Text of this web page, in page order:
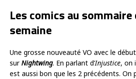
Les comics au
semaine
Une grosse nouveauté VO avec le début
surNightwing. En parlant d’Injustice, on
est aussi bon que les 2 précédents. On